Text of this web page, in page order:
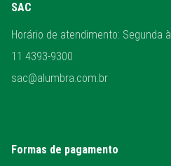
SAC
Horário de atendimento: Segunda
11 4393-9300
sac@alumbra.com.br
Formas de pagamento